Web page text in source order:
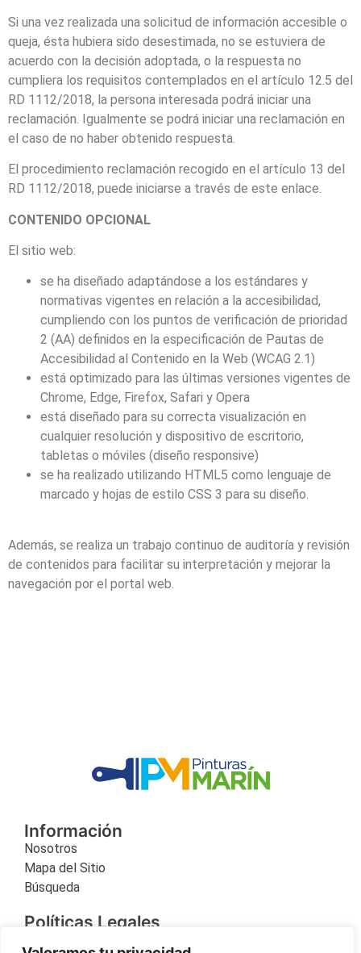
Si una vez realizada una solicitud de información accesible o
queja, ésta hubiera sido desestimada, no se estuviera de
acuerdo con la decisión adoptada, o la respuesta no
cumpliera los requisitos contemplados en el artículo 12.5 del
RD 1112/2018, la persona interesada podrá iniciar una
reclamación. Igualmente se podrá iniciar una reclamación en
el caso de no haber obtenido respuesta.
El procedimiento reclamación recogido en el artículo 13 del
RD 1112/2018, puede iniciarse a través de este enlace.
CONTENIDO OPCIONAL
El sitio web:
se ha diseñado adaptándose a los estándares y
normativas vigentes en relación a la accesibilidad,
cumpliendo con los puntos de verificación de prioridad
2 (AA) definidos en la especificación de Pautas de
Accesibilidad al Contenido en la Web (WCAG 2.1)
está optimizado para las últimas versiones vigentes de
Chrome, Edge, Firefox, Safari y Opera
está diseñado para su correcta visualización en
cualquier resolución y dispositivo de escritorio,
tabletas o móviles (diseño responsive)
se ha realizado utilizando HTML5 como lenguaje de
marcado y hojas de estilo CSS 3 para su diseño.
Además, se realiza un trabajo continuo de auditoría y revisión
de contenidos para facilitar su interpretación y mejorar la
navegación por el portal web.
Información
Nosotros
Mapa del Sitio
Búsqueda
Políticas Legales
Contacto